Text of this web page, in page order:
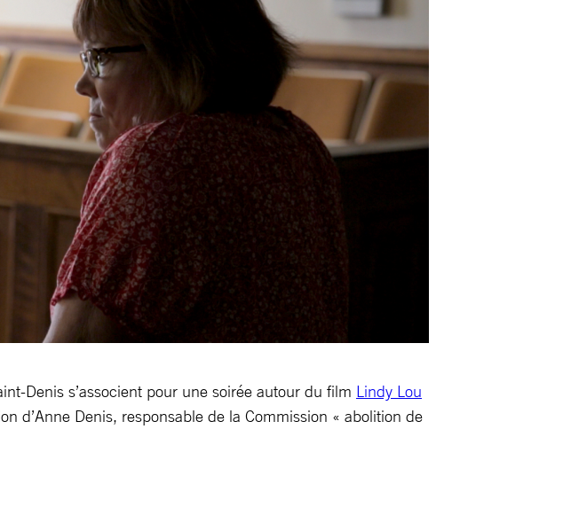
Denis s’associent pour une soirée autour du film Lindy Lou
d’Anne Denis, responsable de la Commission « abolition de